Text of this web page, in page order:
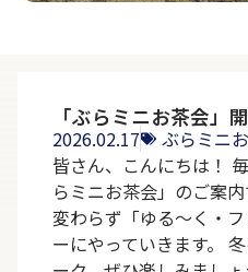
「ぶらミニお茶会」
2026.02.17 ぶらミニ
皆さん、こんにちは！
らミニお茶会」のご案内
変わらず「ゆる～く・
ーにやっていきます。